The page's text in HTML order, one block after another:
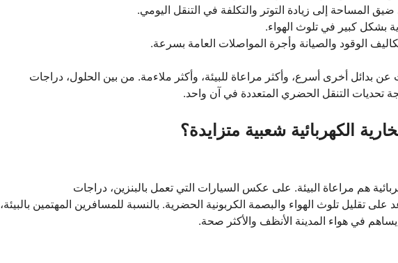
المساحة إلى زيادة التوتر والتكلفة في التنقل اليومي.
بشكل كبير في تلوث الهواء.
الوقود والصيانة وأجرة المواصلات العامة بسرعة.
بدائل أخرى أسرع، وأكثر مراعاة للبيئة، وأكثر ملاءمة. من بين الحلول، دراجات
تحديات التنقل الحضري المتعددة في آن واحد.
الكهربائية شعبية متزايدة؟
هم مراعاة البيئة. على عكس السيارات التي تعمل بالبنزين، دراجات
على تقليل تلوث الهواء والبصمة الكربونية الحضرية. بالنسبة للمسافرين المهتمين بالبيئة،
في هواء المدينة الأنظف والأكثر صحة.